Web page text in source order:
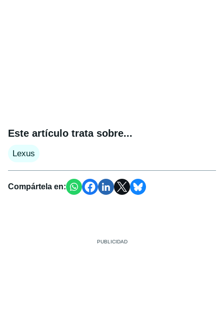
Este artículo trata sobre...
Lexus
Compártela en: